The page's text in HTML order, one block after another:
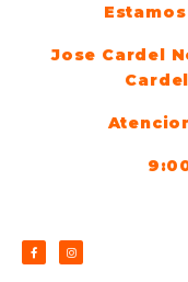
Jose Cardel